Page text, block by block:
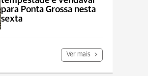
para Ponta Grossa nesta
sexta
Ver mais